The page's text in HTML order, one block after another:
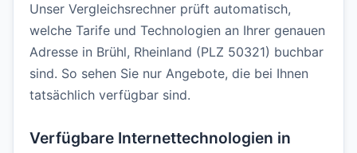
Unser Vergleichsrechner prüft automatisch,
welche Tarife und Technologien an Ihrer genauen
Adresse in Brühl, Rheinland (PLZ 50321) buchbar
sind. So sehen Sie nur Angebote, die bei Ihnen
tatsächlich verfügbar sind.
Verfügbare Internettechnologien in